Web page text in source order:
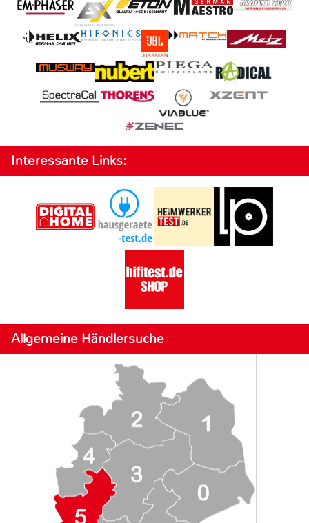
Interessante Links:
Allgemeine Händlersuche